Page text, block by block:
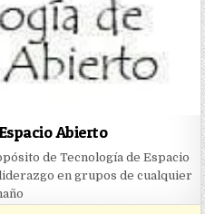
Abierto
de Tecnología de Espacio
en grupos de cualquier